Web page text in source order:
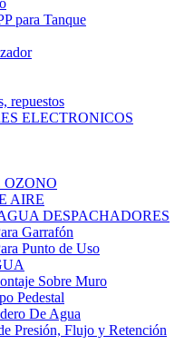
para Tanque
repuestos
ELECTRONICOS
OZONO
AIRE
DESPACHADORES
Garrafón
Punto de Uso
Sobre Muro
Pedestal
De Agua
Presión, Flujo y Retención